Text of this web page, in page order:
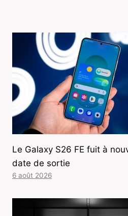
Le Galaxy S26 FE fuit à
date de sortie
6 août 2026